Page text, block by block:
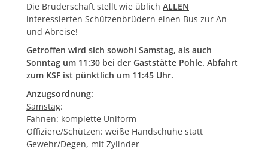
Die Bruderschaft stellt wie üblich ALLEN
interessierten Schützenbrüdern einen Bus zur An-
und Abreise!
Getroffen wird sich sowohl Samstag, als auch
Sonntag um 11:30 bei der Gaststätte Pohle. Abfahrt
zum KSF ist pünktlich um 11:45 Uhr.
Anzugsordnung:
Samstag:
Fahnen: komplette Uniform
Offiziere/Schützen: weiße Handschuhe statt
Gewehr/Degen, mit Zylinder